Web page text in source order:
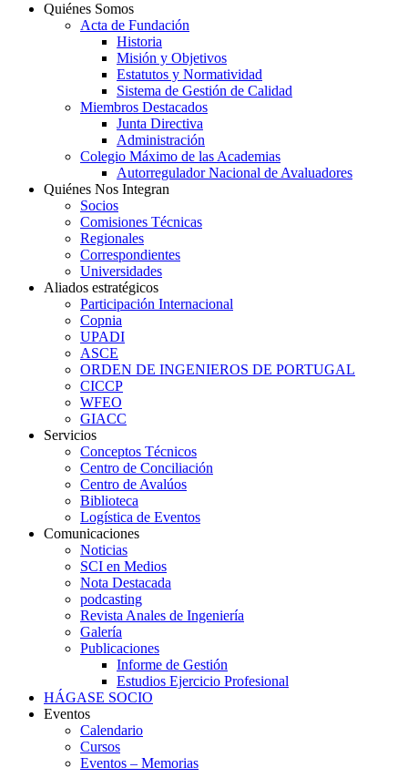
Quiénes Somos
Acta de Fundación
Historia
Misión y Objetivos
Estatutos y Normatividad
Sistema de Gestión de Calidad
Miembros Destacados
Junta Directiva
Administración
Colegio Máximo de las Academias
Autorregulador Nacional de Avaluadores
Quiénes Nos Integran
Socios
Comisiones Técnicas
Regionales
Correspondientes
Universidades
Aliados estratégicos
Participación Internacional
Copnia
UPADI
ASCE
ORDEN DE INGENIEROS DE PORTUGAL
CICCP
WFEO
GIACC
Servicios
Conceptos Técnicos
Centro de Conciliación
Centro de Avalúos
Biblioteca
Logística de Eventos
Comunicaciones
Noticias
SCI en Medios
Nota Destacada
podcasting
Revista Anales de Ingeniería
Galería
Publicaciones
Informe de Gestión
Estudios Ejercicio Profesional
HÁGASE SOCIO
Eventos
Calendario
Cursos
Eventos – Memorias